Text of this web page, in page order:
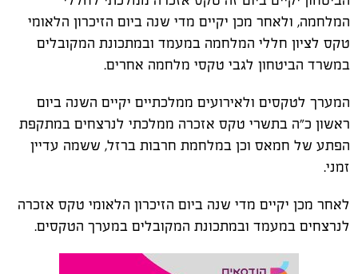
המלחמה, ולאחר מכן יקיים מדי שנה ביום הזיכרון הלאומי
טקס לציון חללי המלחמה במעמד ובמתכונת המקובלים
במשרד הביטחון לגבי טקסי מלחמה אחרים.
המערך לטקסים ולאירועים ממלכתיים יקיים השנה ביום
ראשון כ"ה בתשרי טקס אזכרה ממלכתי לנרצחים במתקפת
הפתע של חמאס וכן במלחמת חרבות ברזל, ששמה עדיין
זמני.
לאחר מכן יקיים מדי שנה ביום הזיכרון הלאומי טקס אזכרה
לנרצחים במעמד ובמתכונת המקובלים במערך הטקסים.